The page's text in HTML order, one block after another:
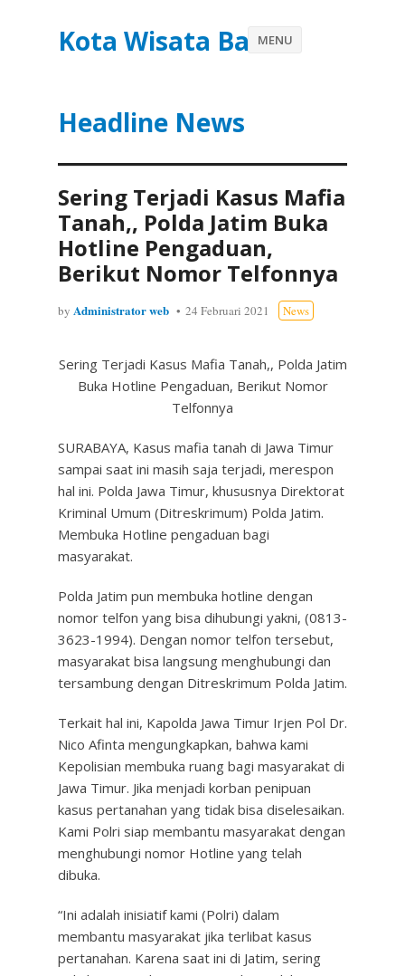
Kota Wisata Batu
Headline News
MENU
Sering Terjadi Kasus Mafia
Tanah,, Polda Jatim Buka
Hotline Pengaduan,
Berikut Nomor Telfonnya
by Administrator web 24 Februari 2021 News
Sering Terjadi Kasus Mafia Tanah,, Polda Jatim
Buka Hotline Pengaduan, Berikut Nomor
Telfonnya
SURABAYA, Kasus mafia tanah di Jawa Timur
sampai saat ini masih saja terjadi, merespon
hal ini. Polda Jawa Timur, khususnya Direktorat
Kriminal Umum (Ditreskrimum) Polda Jatim.
Membuka Hotline pengaduan bagi
masyarakat.
Polda Jatim pun membuka hotline dengan
nomor telfon yang bisa dihubungi yakni, (0813-
3623-1994). Dengan nomor telfon tersebut,
masyarakat bisa langsung menghubungi dan
tersambung dengan Ditreskrimum Polda Jatim.
Terkait hal ini, Kapolda Jawa Timur Irjen Pol Dr.
Nico Afinta mengungkapkan, bahwa kami
Kepolisian membuka ruang bagi masyarakat di
Jawa Timur. Jika menjadi korban penipuan
kasus pertanahan yang tidak bisa diselesaikan.
Kami Polri siap membantu masyarakat dengan
menghubungi nomor Hotline yang telah
dibuka.
“Ini adalah inisiatif kami (Polri) dalam
membantu masyarakat jika terlibat kasus
pertanahan. Karena saat ini di Jatim, sering